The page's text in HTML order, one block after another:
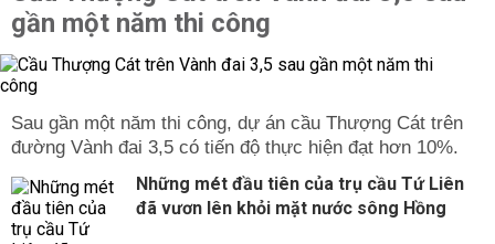
gần một năm thi công
Sau gần một năm thi công, dự án cầu Thượng Cát trên
đường Vành đai 3,5 có tiến độ thực hiện đạt hơn 10%.
Những mét đầu tiên của trụ cầu Tứ Liên
đã vươn lên khỏi mặt nước sông Hồng